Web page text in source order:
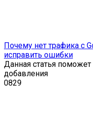
Почему нет трафика с
исправить ошибки
Данная статья
добавления
0829